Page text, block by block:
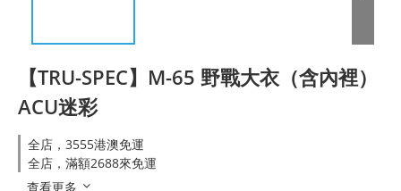
【TRU-SPEC】M-65 野戰大衣（含內裡）
ACU迷彩
全店，3555港澳免運
全店，滿額2688來免運
查看更多